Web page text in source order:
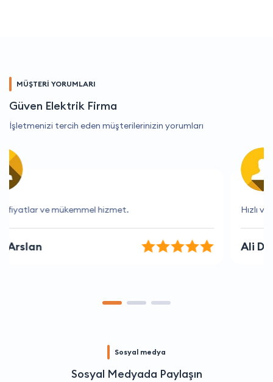
MÜŞTERİ YORUMLARI
Güven Elektrik Firma
İşletmenizi tercih eden müşterilerinizin yorumları
Hızlı ve verimli bir hizmet, teşekkür ederim.
Ali Demirci
Sosyal medya
Sosyal Medyada Paylaşın